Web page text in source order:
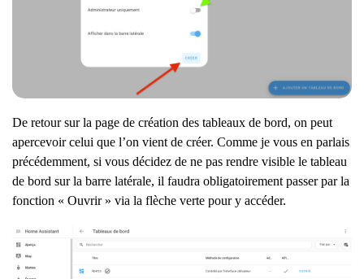
De retour sur la page de création des tableaux de bord, on peut
apercevoir celui que l’on vient de créer. Comme je vous en parlais
précédemment, si vous décidez de ne pas rendre visible le tableau
de bord sur la barre latérale, il faudra obligatoirement passer par la
fonction « Ouvrir » via la flèche verte pour y accéder.